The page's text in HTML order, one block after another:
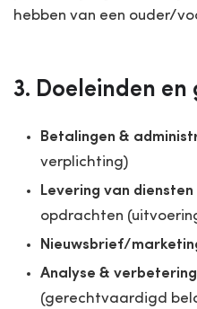
hebben van een ouder/
3. Doeleinden
Betalingen &
verplichting)
Levering van diensten
opdrachten
Nieuwsbrief/
Analyse & verbetering
(gerechtvaardigd